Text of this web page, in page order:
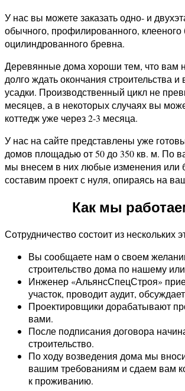
У нас вы можете заказать одно- и
обычного, профилированного, клееного
оцилиндрованного бревна.
Деревянные дома хороши тем, что вам
долго ждать окончания строительства
усадки. Производственный цикл не
месяцев, а в некоторых случаях вы
коттедж уже через 2-3 месяца.
У нас на сайте представлены уже
домов площадью от 50 до 350 кв. м. По
мы внесем в них любые изменения или
составим проект с нуля, опираясь на
Как мы
Сотрудничество состоит из нескольких
Вы сообщаете нам о своем
строительство дома по нашему
Инженер «АльянсСпецСтроя»
участок, проводит аудит,
Проектировщики дорабатывают
вами.
После подписания договора
строительство.
По ходу возведения дома мы
вашим требованиям и сдаем вам
к проживанию.